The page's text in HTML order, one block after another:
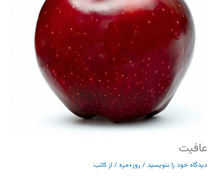
عافیت
دیدگاه‌ خود را بنویسید / روز+مره / از کاتب